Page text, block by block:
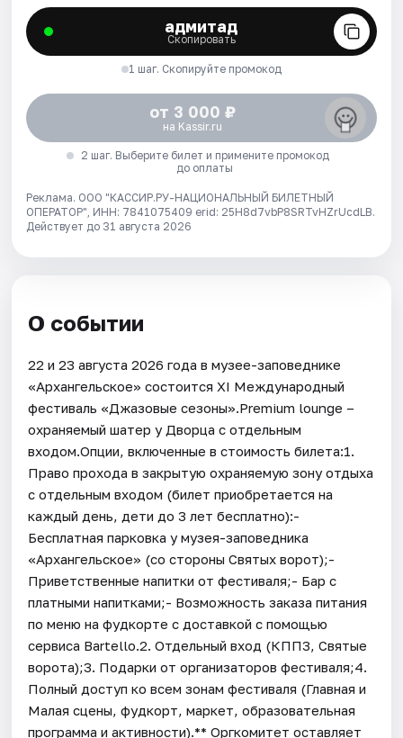
адмитад
Скопировать
1 шаг. Скопируйте промокод
от 3 000 ₽
на Kassir.ru
2 шаг. Выберите билет и примените промокод
до оплаты
Реклама. ООО "КАССИР.РУ-НАЦИОНАЛЬНЫЙ БИЛЕТНЫЙ
ОПЕРАТОР", ИНН: 7841075409 erid: 25H8d7vbP8SRTvHZrUcdLB.
Действует до 31 августа 2026
О событии
22 и 23 августа 2026 года в музее-заповеднике
«Архангельское» состоится XI Международный
фестиваль «Джазовые сезоны».Premium lounge –
охраняемый шатер у Дворца с отдельным
входом.Опции, включенные в стоимость билета:1.
Право прохода в закрытую охраняемую зону отдыха
с отдельным входом (билет приобретается на
каждый день, дети до 3 лет бесплатно):-
Бесплатная парковка у музея-заповедника
«Архангельское» (со стороны Святых ворот);-
Приветственные напитки от фестиваля;- Бар с
платными напитками;- Возможность заказа питания
по меню на фудкорте с доставкой с помощью
сервиса Bartello.2. Отдельный вход (КПП3, Святые
ворота);3. Подарки от организаторов фестиваля;4.
Полный доступ ко всем зонам фестиваля (Главная и
Малая сцены, фудкорт, маркет, образовательная
программа и активности).** Оргкомитет оставляет